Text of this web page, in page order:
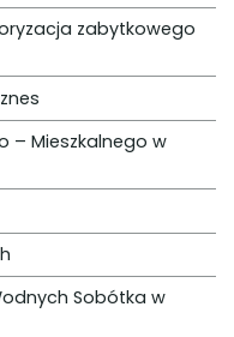
zabytkowego
– Mieszkalnego w
Sobótka w